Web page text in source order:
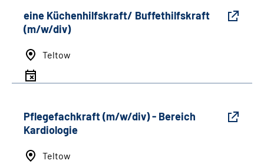
eine Küchenhilfskraft/ Buffethilfskraft
(m/w/div)
Teltow
Pflegefachkraft (m/w/div) - Bereich
Kardiologie
Teltow